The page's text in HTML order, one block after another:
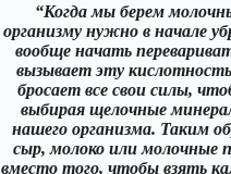
“Когда мы берем
организму нужно в начале
вообще начать
вызывает эту
бросает все свои силы,
выбирая щелочные
нашего организма. Таким
сыр, молоко или молочные
вместо того, чтобы взять